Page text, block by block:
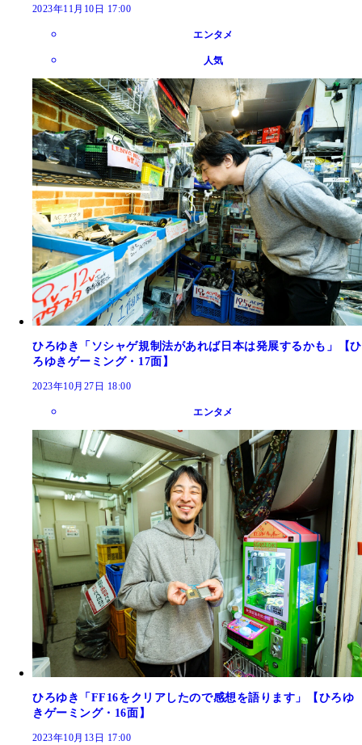
2023年11月10日 17:00
エンタメ
人気
ひろゆき「ソシャゲ規制法があれば日本は発展するかも」【ひ
ろゆきゲーミング・17面】
2023年10月27日 18:00
エンタメ
ひろゆき「FF16をクリアしたので感想を語ります」【ひろゆ
きゲーミング・16面】
2023年10月13日 17:00